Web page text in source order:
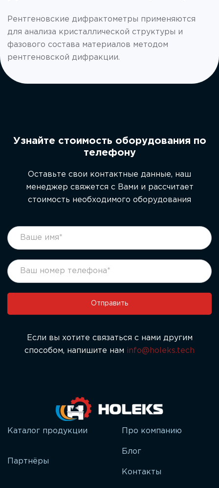
Рентгеновские дифрактометры применяются
для анализа кристаллической структуры и
фазового состава материалов методом
рентгеновской дифракции.
Узнайте стоимость оборудования по
телефону
Оставьте свои контактные данные, наш
менеджер свяжется с Вами и рассчитает
стоимость необходимого оборудования
footer
form
Если
вы
оставьте
это
поле
Отправить
Если вы хотите связаться с нами другим
способом, напишите нам info@holeks.tech
Каталог продукции
Партнёры
Про компанию
Блог
Контакты